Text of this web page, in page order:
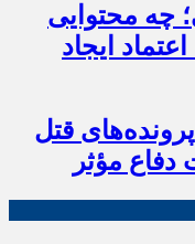
محتوایی
ایجاد
قتل
دفاع مؤثر